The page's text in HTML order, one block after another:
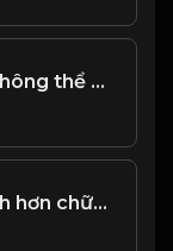
Những gì không thể giết được ta sẽ tạo ra mạnh mẽ hơn! Đạo
Phòng bệnh hơn chữa bệnh! & Đạo